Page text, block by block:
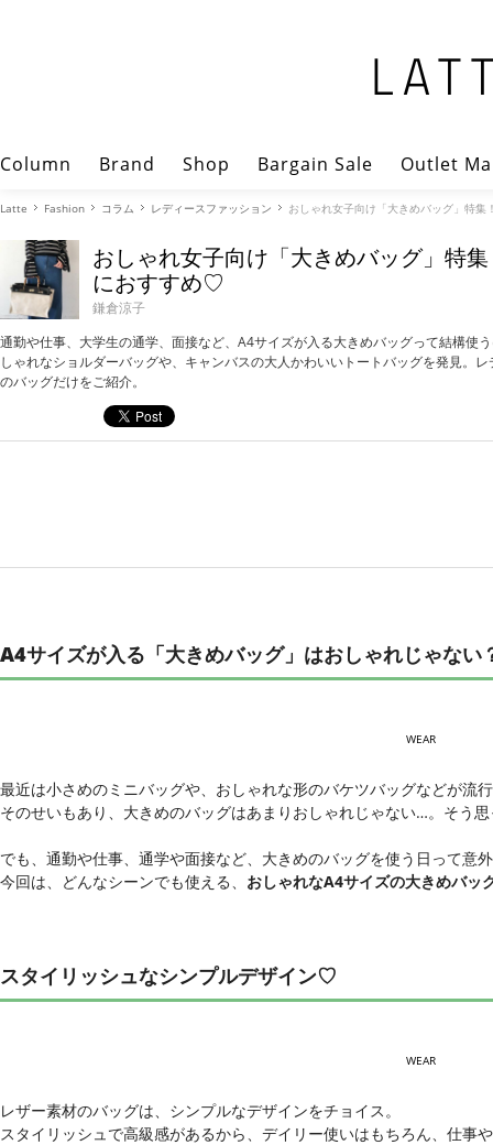
Column Brand Shop Bargain Sale Outlet
Latte Fashion コラム レディースファッション おしゃれ女子向け「大きめバッグ」特
おしゃれ女子向け「大きめバッグ」特
におすすめ♡
鎌倉涼子
通勤や仕事、大学生の通学、面接など、A4サイズが入る大きめバッグって結構使
しゃれなショルダーバッグや、キャンバスの大人かわいいトートバッグを発見。
のバッグだけをご紹介。
A4サイズが入る「大きめバッグ」はおしゃれじゃない
WEAR
最近は小さめのミニバッグや、おしゃれな形のバケツバッグなどが流
そのせいもあり、大きめのバッグはあまりおしゃれじゃない…。そう
でも、通勤や仕事、通学や面接など、大きめのバッグを使う日って意
今回は、どんなシーンでも使える、 おしゃれなA4サイズの大きめバッ
スタイリッシュなシンプルデザイン♡
WEAR
レザー素材のバッグは、シンプルなデザインをチョイス。
スタイリッシュで高級感があるから、デイリー使いはもちろん、仕事